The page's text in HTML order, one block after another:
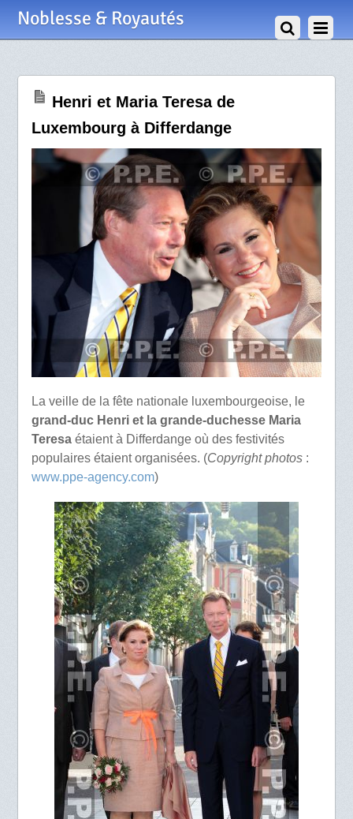
Noblesse & Royautés
Henri et Maria Teresa de
Luxembourg à Differdange
La veille de la fête nationale luxembourgeoise, le
grand-duc Henri et la grande-duchesse Maria
Teresaétaient à Differdange où des festivités
populaires étaient organisées. (Copyright photos:
www.ppe-agency.com)